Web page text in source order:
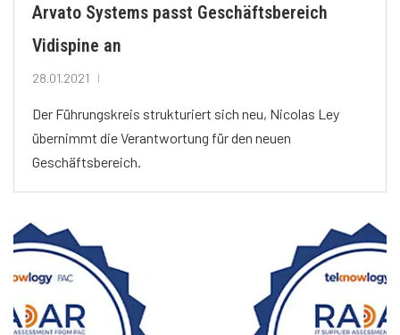
Arvato Systems passt Geschäftsbereich
Vidispine an
28.01.2021
Der Führungskreis strukturiert sich neu, Nicolas Ley
übernimmt die Verantwortung für den neuen
Geschäftsbereich.